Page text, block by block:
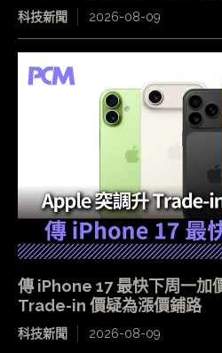
科技新聞 2026-08-09
傳 iPhone 17 最快下周一加
Trade-in 價疑為漲價鋪路
科技新聞 2026-08-09